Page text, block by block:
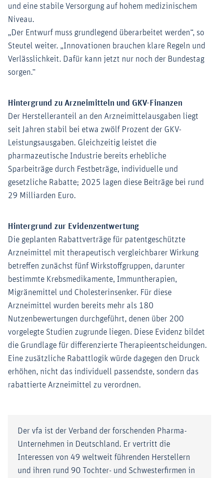
und eine stabile Versorgung auf hohem medizinischem
Niveau.
„Der Entwurf muss grundlegend überarbeitet werden“, so
Steutel weiter. „Innovationen brauchen klare Regeln und
Verlässlichkeit. Dafür kann jetzt nur noch der Bundestag
sorgen.“
Hintergrund zu Arzneimitteln und GKV-Finanzen
Der Herstelleranteil an den Arzneimittelausgaben liegt
seit Jahren stabil bei etwa zwölf Prozent der GKV-
Leistungsausgaben. Gleichzeitig leistet die
pharmazeutische Industrie bereits erhebliche
Sparbeiträge durch Festbeträge, individuelle und
gesetzliche Rabatte; 2025 lagen diese Beiträge bei rund
29 Milliarden Euro.
Hintergrund zur Evidenzentwertung
Die geplanten Rabattverträge für patentgeschützte
Arzneimittel mit therapeutisch vergleichbarer Wirkung
betreffen zunächst fünf Wirkstoffgruppen, darunter
bestimmte Krebsmedikamente, Immuntherapien,
Migränemittel und Cholesterinsenker. Für diese
Arzneimittel wurden bereits mehr als 180
Nutzenbewertungen durchgeführt, denen über 200
vorgelegte Studien zugrunde liegen. Diese Evidenz bildet
die Grundlage für differenzierte Therapieentscheidungen.
Eine zusätzliche Rabattlogik würde dagegen den Druck
erhöhen, nicht das individuell passendste, sondern das
rabattierte Arzneimittel zu verordnen.
Der vfa ist der Verband der forschenden Pharma-
Unternehmen in Deutschland. Er vertritt die
Interessen von 49 weltweit führenden Herstellern
und ihren rund 90 Tochter- und Schwesterfirmen in